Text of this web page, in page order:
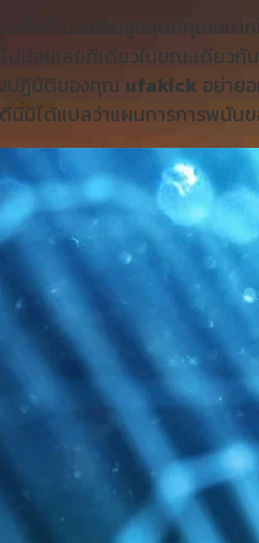
วมทั้งจำนวนเงินสูงสุดที่คุณอย
ไม่น้อยเลยทีเดียวในขณะเดียว
งปฏิบัติของคุณ ufakick อย่าย
นี่มิได้แปลว่าแผนการการพนั